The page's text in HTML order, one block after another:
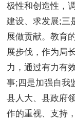
极性和创造性，
建设、求发展;三
展做贡献。教育
展步伐，作为局
力，通过有力有
事;四是加强自我
县人大、县政府
作的重视、支持